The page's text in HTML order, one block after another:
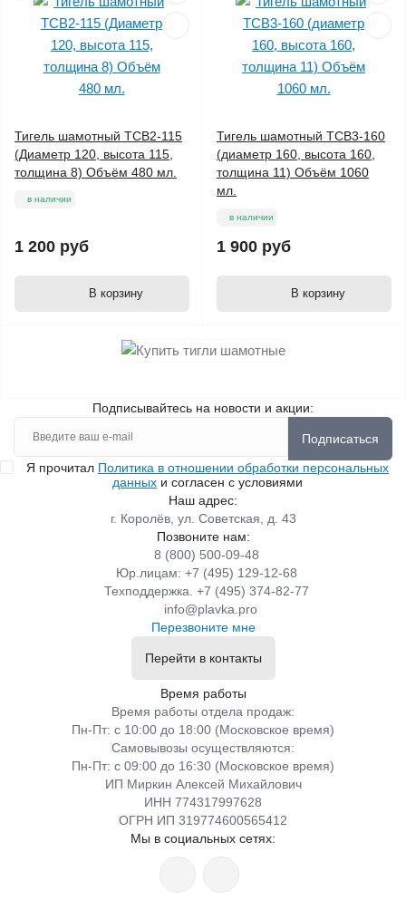
Тигель шамотный ТСВ2-115
(Диаметр 120, высота 115,
толщина 8) Объём 480 мл.
в наличии
1 200 руб
В корзину
Тигель шамотный ТСВ3-160
(диаметр 160, высота 160,
толщина 11) Объём 1060
мл.
в наличии
1 900 руб
В корзину
Подписывайтесь на новости и акции:
Подписаться
Я прочитал Политика в отношении обработки персональных
данных и согласен с условиями
Наш адрес:
г. Королёв, ул. Советская, д. 43
Позвоните нам:
8 (800) 500-09-48
Юр.лицам: +7 (495) 129-12-68
Техподдержка. +7 (495) 374-82-77
info@plavka.pro
Перезвоните мне
Перейти в контакты
Время работы
Время работы отдела продаж:
Пн-Пт: с 10:00 до 18:00 (Московское время)
Самовывозы осуществляются:
Пн-Пт: с 09:00 до 16:30 (Московское время)
ИП Миркин Алексей Михайлович
ИНН 774317997628
ОГРН ИП 319774600565412
Мы в социальных сетях: